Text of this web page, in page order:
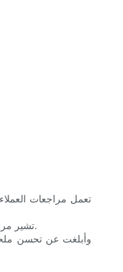
تعمل مراجعات
على سبيل المثال ، من المرجح أن يفضل المورد الذي يقدم باستمرار مواد عالية الجودة وتصميمات مبتكرة على أحد منتجات Subpar. تشير مراجعات العملاء الإيجابية إلى التزام المورد برضا العملاء وموثوقيتهم.